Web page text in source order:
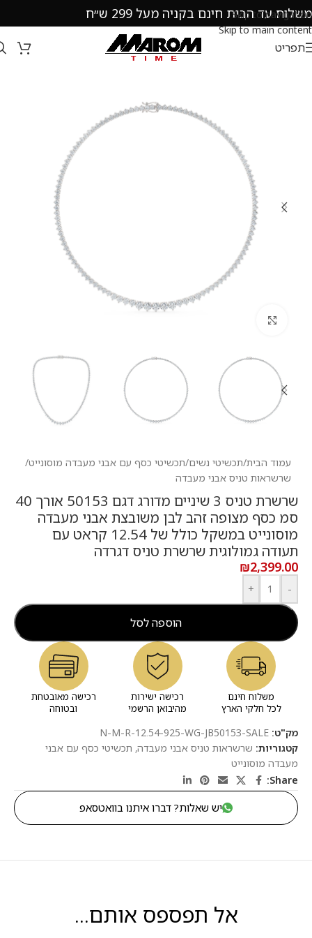
Skip to navigation
Skip to main content
משלוח עד הבית חינם בקניה מעל 299 ש״ח
תפריט
עמוד הבית/תכשיטי נשים/תכשיטי כסף עם אבני מעבדה מוסונייט/
שרשראות טניס אבני מעבדה
שרשרת טניס 3 שיניים מדורג דגם 50153 אורך 40
סמ כסף מצופה זהב לבן משובצת אבני מעבדה
מוסונייט במשקל כולל של 12.54 קראט עם
תעודה גמולוגית שרשרת טניס דגרדה
₪2,399.00
-
+
הוספה לסל
משלוח חינם
לכל חלקי הארץ
רכישה ישירות
מהיבואן הרשמי
רכישה מאובטחת
ובטוחה
מק"ט: N-M-R-12.54-925-WG-JB50153-SALE
קטגוריות: שרשראות טניס אבני מעבדה, תכשיטי כסף עם אבני
מעבדה מוסונייט
Share:
יש שאלות? דברו איתנו בוואטסאפ
אל תפספס אותם...